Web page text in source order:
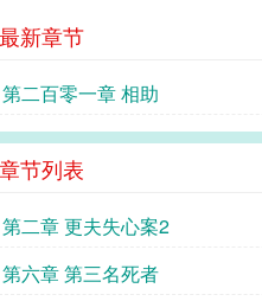
新章节
第二百零一章 相助
节列表
第二章 更夫失心案2
第六章 第三名死者